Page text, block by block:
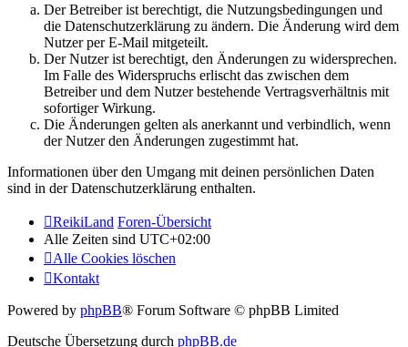
Der Betreiber ist berechtigt, die Nutzungsbedingungen und
die Datenschutzerklärung zu ändern. Die Änderung wird dem
Nutzer per E-Mail mitgeteilt.
Der Nutzer ist berechtigt, den Änderungen zu widersprechen.
Im Falle des Widerspruchs erlischt das zwischen dem
Betreiber und dem Nutzer bestehende Vertragsverhältnis mit
sofortiger Wirkung.
Die Änderungen gelten als anerkannt und verbindlich, wenn
der Nutzer den Änderungen zugestimmt hat.
Informationen über den Umgang mit deinen persönlichen Daten
sind in der Datenschutzerklärung enthalten.
ReikiLand Foren-Übersicht
Alle Zeiten sind UTC+02:00
Alle Cookies löschen
Kontakt
Powered by phpBB® Forum Software © phpBB Limited
Deutsche Übersetzung durch phpBB.de